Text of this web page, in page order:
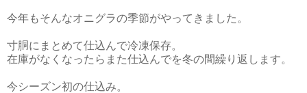
今年もそんなオニグラの季節がやってきました。
寸胴にまとめて仕込んで冷凍保存。
在庫がなくなったらまた仕込んでを冬の間繰り返します。
今シーズン初の仕込み。